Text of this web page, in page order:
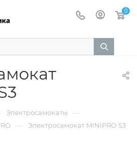
0
Электросамокаты —
— Электросамокат MINIPRO S3